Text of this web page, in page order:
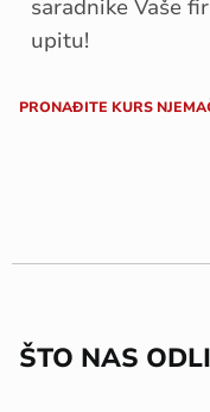
saradnike Vaše
upitu!
PRONAĐITE KURS
ŠTO NAS